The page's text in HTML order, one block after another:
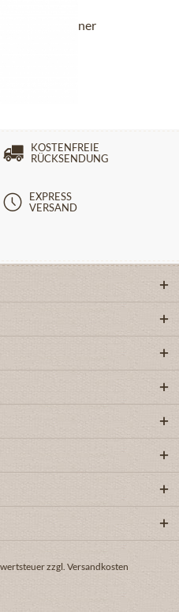
751 champagner
KOSTENFREIE
RÜCKSENDUNG
EXPRESS
VERSAND
zzgl. Versandkosten